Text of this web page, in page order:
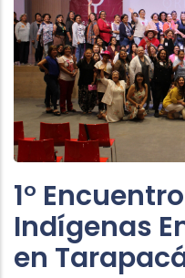
1°
Indígenas
en